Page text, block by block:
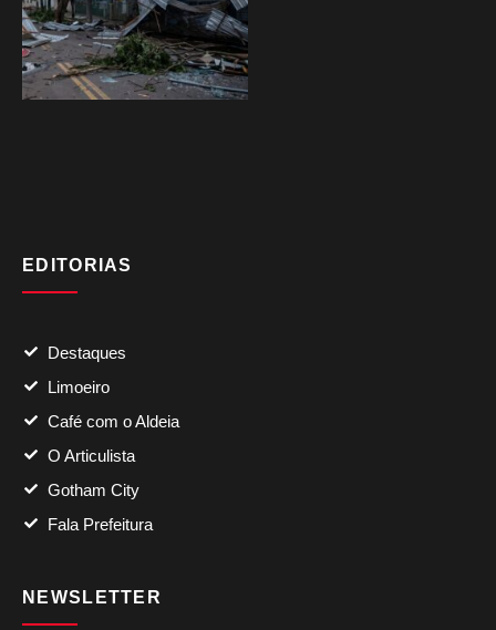
EDITORIAS
Destaques
Limoeiro
Café com o Aldeia
O Articulista
Gotham City
Fala Prefeitura
NEWSLETTER